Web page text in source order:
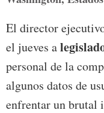
El director
el jueves a
personal de la
algunos datos de
enfrentar un brutal